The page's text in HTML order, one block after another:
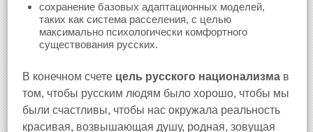
сохранение базовых адаптационных моделей,
таких как система расселения, с целью
максимально психологически комфортного
существования русских.
В конечном счете цель русского национализма в
том, чтобы русским людям было хорошо, чтобы мы
были счастливы, чтобы нас окружала реальность
красивая, возвышающая душу, родная, зовущая